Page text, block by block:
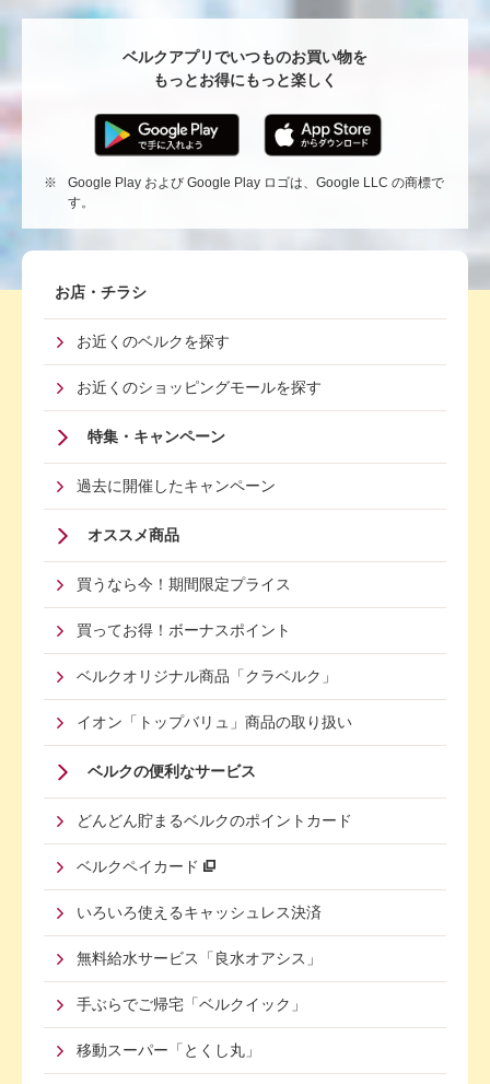
ベルクアプリでいつものお買い物を
もっとお得にもっと楽しく
※
Google Play および Google Play ロゴは、Google LLC の商標で
す。
Footer
First
Menu
お店・チラシ
お近くのベルクを探す
お近くのショッピングモールを探す
特集・キャンペーン
過去に開催したキャンペーン
オススメ商品
買うなら今！期間限定プライス
買ってお得！ボーナスポイント
ベルクオリジナル商品「クラベルク」
イオン「トップバリュ」商品の取り扱い
Footer
Menu
Second
ベルクの便利なサービス
どんどん貯まるベルクのポイントカード
ベルクペイカード
いろいろ使えるキャッシュレス決済
無料給水サービス「良水オアシス」
手ぶらでご帰宅「ベルクイック」
移動スーパー「とくし丸」